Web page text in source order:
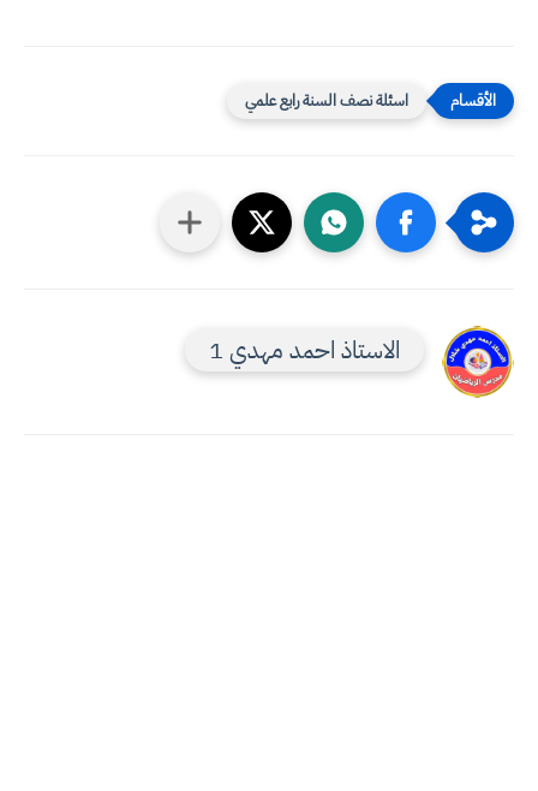
اسئلة نصف السنة رابع علمي
الاستاذ احمد مهدي 1